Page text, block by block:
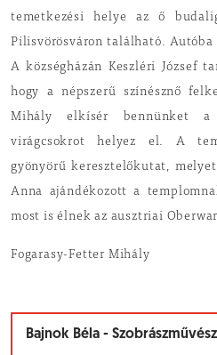
temetkezési helye az ő
Pilisvörösváron található.
A községházán Keszléri József
hogy a népszerű színésznő
Mihály elkísér bennünket a
virágcsokrot helyez el. A
gyönyörű keresztelőkutat,
Anna ajándékozott a
most is élnek az ausztriai
Fogarasy-Fetter Mihály
Bajnok Béla - Szobrászművész